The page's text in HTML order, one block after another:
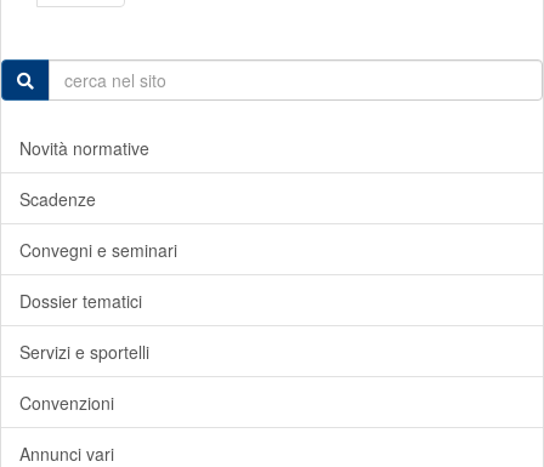
Novità normative
Scadenze
Convegni e seminari
Dossier tematici
Servizi e sportelli
Convenzioni
Annunci vari